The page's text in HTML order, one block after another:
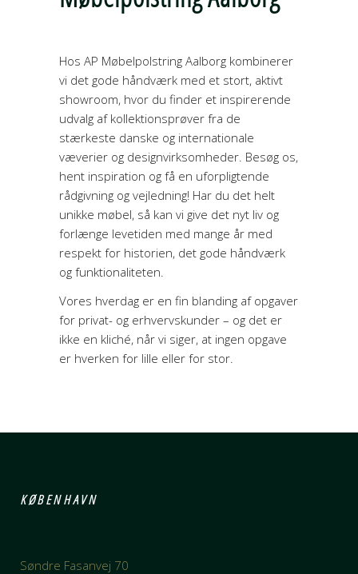
Hos AP Møbelpolstring Aalborg kombinerer
vi det gode håndværk med et stort, aktivt
showroom, hvor du finder et inspirerende
udvalg af kollektionsprøver fra de
stærkeste danske og internationale
væverier og designvirksomheder. Besøg os,
hent inspiration og få en uforpligtende
rådgivning og vejledning! Har du det helt
unikke møbel, så kan vi give det nyt liv og
forlænge levetiden med mange år med
respekt for historien, det gode håndværk
og funktionaliteten.
Vores hverdag er en fin blanding af opgaver
for privat- og erhvervskunder – og det er
ikke en kliché, når vi siger, at ingen opgave
er hverken for lille eller for stor.
KØBENHAVN
Søndre Fasanvej 70